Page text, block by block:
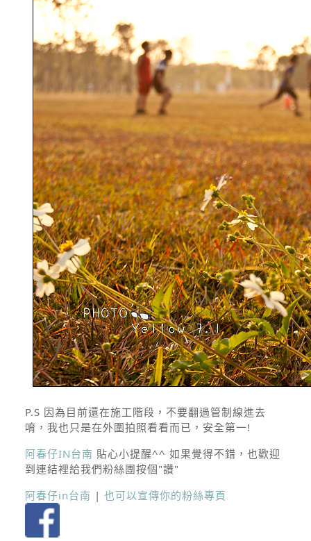
P.S 因為目前還在施工階段，不要翻過管制線進去
唷，我也只是在外圍拍照看看而已，安全第一!
阿春仔IN台南 貼心小提醒^^ 如果覺得不錯，也歡迎
到連結裡給我們粉絲團按個"讚"
阿春仔in台南 | 也可以宣傳你的粉絲專頁